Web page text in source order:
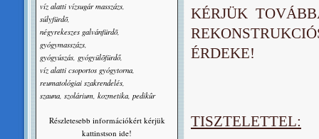
KÉRJÜK
ÉRDEKE!
TISZTELETTEL:
víz alatti vízsugár masszázs,
súlyfürdõ,
négyrekeszes galvánfürdõ,
gyógymasszázs,
gyógyúszás, gyógyülõfürdő,
víz alatti csoportos gyógytorna,
reumatológiai szakrendelés,
szauna, szolárium, kozmetika, pedikûr
Részletesebb információkért kérjük
kattinstson ide!